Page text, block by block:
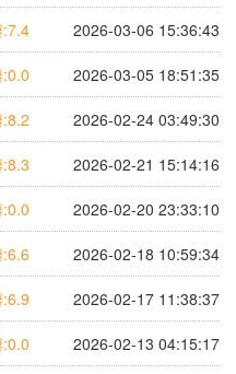
2026-03-06 15:36:43
2026-03-05 18:51:35
2026-02-24 03:49:30
2026-02-21 15:14:16
2026-02-20 23:33:10
2026-02-18 10:59:34
2026-02-17 11:38:37
2026-02-13 04:15:17